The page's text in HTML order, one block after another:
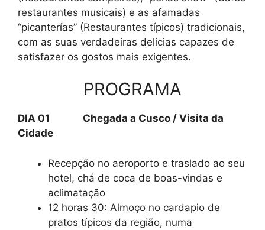
restaurantes musicais) e as afamadas
“picanterías” (Restaurantes típicos) tradicionais,
com as suas verdadeiras delicias capazes de
satisfazer os gostos mais exigentes.
PROGRAMA
DIA 01 Chegada a Cusco / Visita da
Cidade
Recepção no aeroporto e traslado ao seu
hotel, chá de coca de boas-vindas e
aclimatação
12 horas 30: Almoço no cardapio de
pratos típicos da região, numa